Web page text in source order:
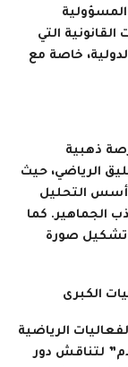
التي
خاصة مع
ذهبية
الرياضي، حيث
التحليل
الجماهير. كما
تشكيل صورة
الكبرى
الرياضية
لتناقش دور